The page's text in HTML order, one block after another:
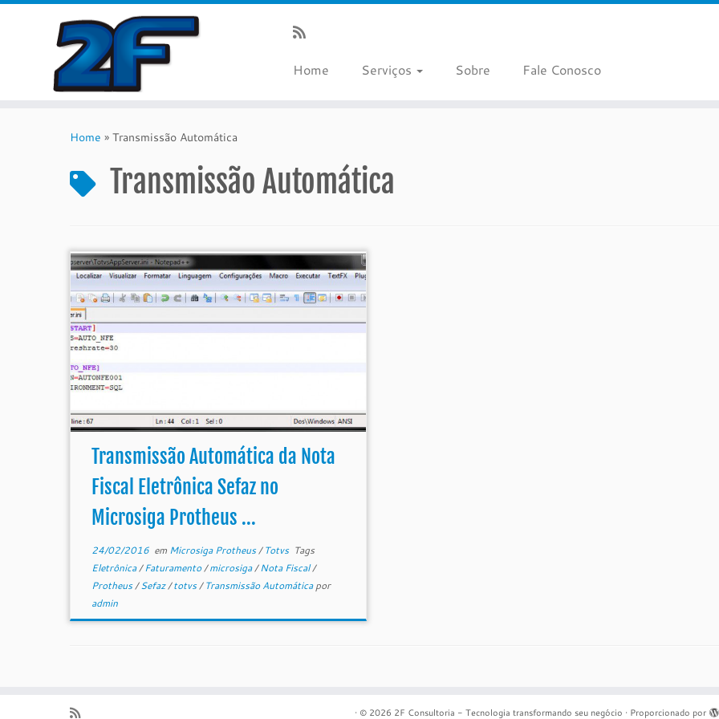
Home Serviços Sobre Fale Conosco
Home » Transmissão Automática
Transmissão Automática
Transmissão Automática da Nota
Fiscal Eletrônica Sefaz no
Microsiga Protheus ...
24/02/2016em Microsiga Protheus/Totvs Tags
Eletrônica/Faturamento/microsiga/Nota Fiscal/
Protheus/Sefaz/totvs/Transmissão Automáticapor
admin
· © 2026 2F Consultoria - Tecnologia transformando seu negócio · Proporcionado por